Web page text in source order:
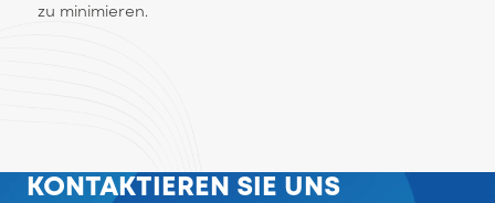
zu minimieren.
KONTAKTIEREN SIE UNS